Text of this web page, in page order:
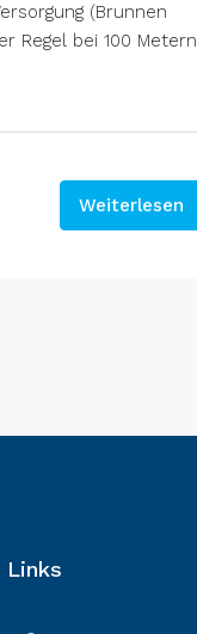
(Brunnen
Regel bei 100 Metern
Weiterlesen
Links